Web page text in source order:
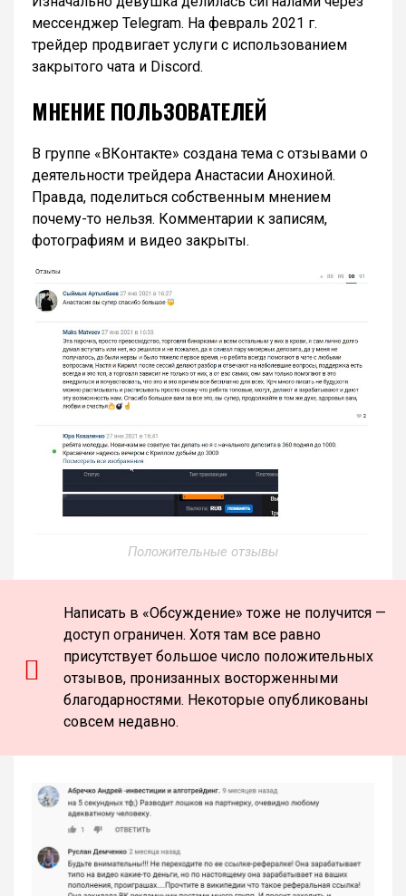
мессенджер Telegram. На февраль 2021 г.
трейдер продвигает услуги с использованием
закрытого чата и Discord.
МНЕНИЕ ПОЛЬЗОВАТЕЛЕЙ
В группе «ВКонтакте» создана тема с отзывами о
деятельности трейдера Анастасии Анохиной.
Правда, поделиться собственным мнением
почему-то нельзя. Комментарии к записям,
фотографиям и видео закрыты.
Положительные отзывы
Написать в «Обсуждение» тоже не получится —
доступ ограничен. Хотя там все равно
присутствует большое число положительных
отзывов, пронизанных восторженными
благодарностями. Некоторые опубликованы
совсем недавно.